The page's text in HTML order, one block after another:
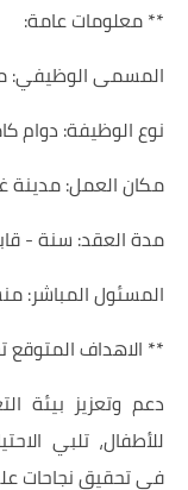
** معلومات عامة:
المسمى الوظيفي:
نوع الوظيفة: دوام
مكان العمل: مدينة
مدة العقد: سنة -
المسئول المباشر:
** الاهداف
دعم وتعزيز بيئة
للأطفال، تلبي
في تحقيق نجاحات